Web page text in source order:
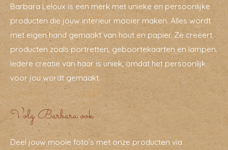
Barbara Leloux is een merk met unieke en persoonlijke
producten die jouw interieur mooier maken. Alles wordt
met eigen hand gemaakt van hout en papier. Ze creëert
producten zoals portretten, geboortekaarten en lampen.
Iedere creatie van haar is uniek, omdat het persoonlijk
voor jou wordt gemaakt.
Volg Barbara ook
Deel jouw mooie foto’s met onze producten via